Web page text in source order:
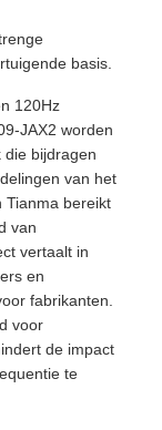
basis.
120Hz
JAX2 worden
die bijdragen
van het
Tianma bereikt
van
vertaalt in
en
fabrikanten.
voor
de impact
te